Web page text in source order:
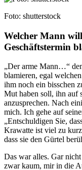
Foto: shutterstock
Welcher Mann
Geschäftstermin
„Der arme Mann…“
blamieren, egal
ihm noch ein bisschen
Mut haben soll, ihn auf
anzusprechen. Nach
mich. Ich gehe auf
„Entschuldigen Sie,
Krawatte ist viel zu
dass sie den Gürtel
Das war alles. Gar
zwar kaum, mir in die